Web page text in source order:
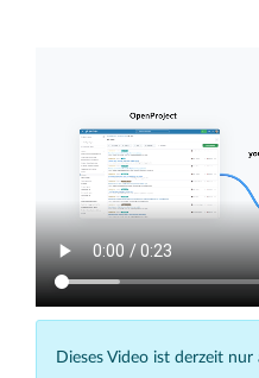
Dieses Video ist derzeit